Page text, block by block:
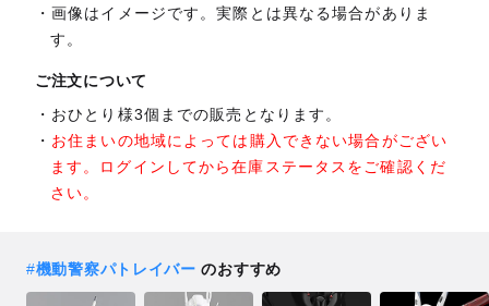
画像はイメージです。実際とは異なる場合がありま
す。
ご注文について
おひとり様3個までの販売となります。
お住まいの地域によっては購入できない場合がござい
ます。ログインしてから在庫ステータスをご確認くだ
さい。
#機動警察パトレイバー のおすすめ